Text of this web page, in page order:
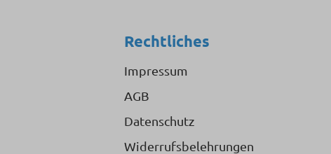
Rechtliches
Impressum
AGB
Datenschutz
Widerrufsbelehrungen